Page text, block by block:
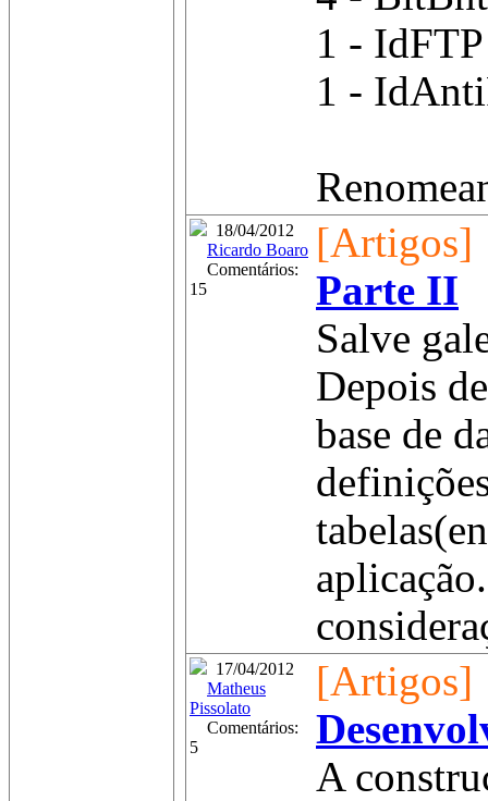
1 - IdFTP
1 -
18/04/2012
Ricardo Boaro
Comentários:
15
[Artigos]
Parte II
Salve
Depois
base de
17/04/2012
Matheus
Pissolato
Comentários:
5
[Artigos]
A